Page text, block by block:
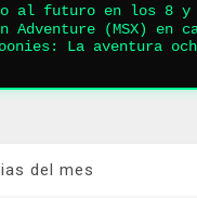
al futuro en los 8
Adventure (MSX)
La aventura
del mes